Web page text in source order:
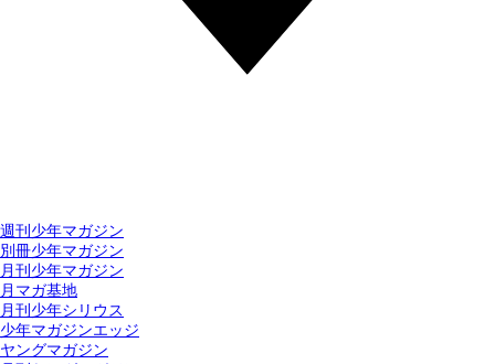
週刊少年マガジン
別冊少年マガジン
月刊少年マガジン
月マガ基地
月刊少年シリウス
少年マガジンエッジ
ヤングマガジン